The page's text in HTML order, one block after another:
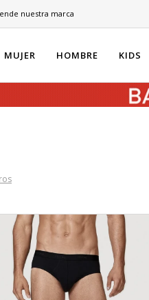
MUJER HOMBRE KIDS
nuestra marca